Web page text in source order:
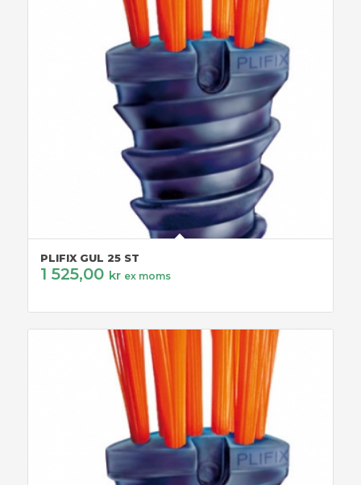
PLIFIX GUL 25 ST
1 525,00 kr ex moms